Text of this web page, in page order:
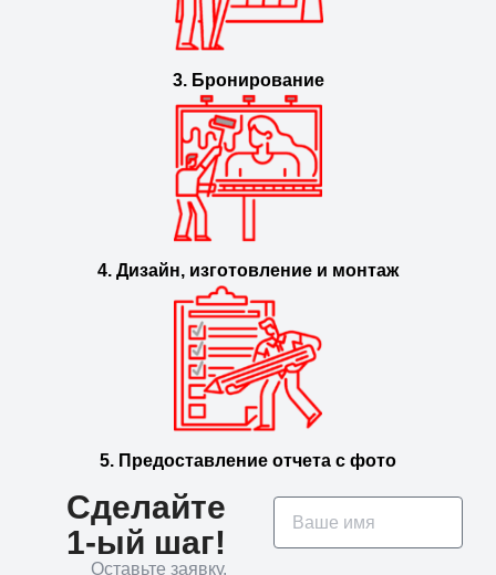
3. Бронирование
4. Дизайн, изготовление и монтаж
5. Предоставление отчета с фото
Сделайте
1-ый шаг!
Оставьте заявку.